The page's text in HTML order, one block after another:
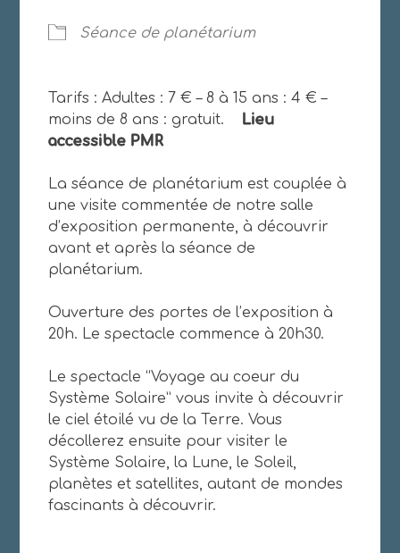
Séance de planétarium
Tarifs : Adultes : 7 € – 8 à 15 ans : 4 € –
moins de 8 ans : gratuit.
Lieu
accessible PMR
La séance de planétarium est couplée à
une visite commentée de notre salle
d’exposition permanente, à découvrir
avant et après la séance de
planétarium.
Ouverture des portes de l’exposition à
20h. Le spectacle commence à 20h30.
Le spectacle “Voyage au coeur du
Système Solaire” vous invite à découvrir
le ciel étoilé vu de la Terre. Vous
décollerez ensuite pour visiter le
Système Solaire, la Lune, le Soleil,
planètes et satellites, autant de mondes
fascinants à découvrir.